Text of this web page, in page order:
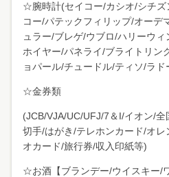
☆腕時計(セイコー/カシオ/シチズ
コー/パテックフィリップ/オーデ
ュラー/ブレゲ/ウブロ/ハリーウ
ホイヤー/パネライ/ブライトリン
ョパール/チュードル/ティソ/ラ
☆金券類
(JCB/VJA/UC/UFJ/7＆I/イオン/
切手/はがき/テレホンカード/オ
オカード/旅行券/収入印紙等)
☆お酒【ブランデー/ウイスキー/